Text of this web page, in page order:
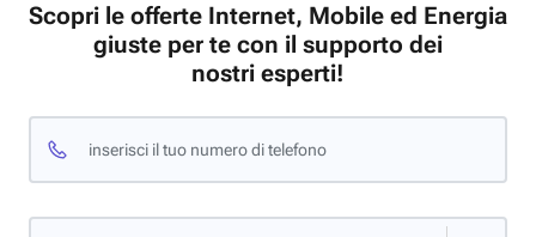
Scopri le offerte Internet, Mobile ed Energia
giuste per te con il supporto dei
nostri esperti!
inserisci il tuo numero di telefono